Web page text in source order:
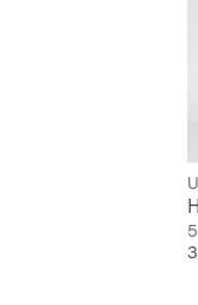
lunghezza
grigio